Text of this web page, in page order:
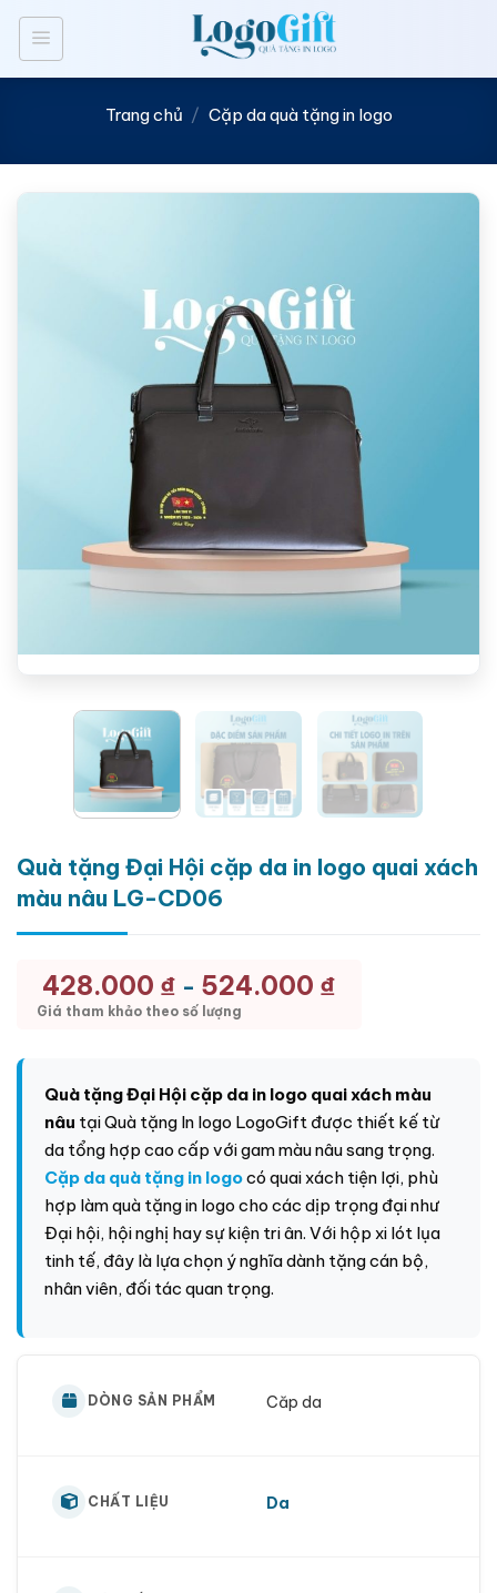
Bỏ
nội
Trang chủ / Cặp da quà tặng in logo
Quà tặng Đại Hội cặp da in logo quai xách
màu nâu LG-CD06
428.000 ₫ - 524.000 ₫
Giá tham khảo theo số lượng
Quà tặng Đại Hội cặp da in logo quai xách màu
nâu tại Quà tặng In logo LogoGift được thiết kế từ
da tổng hợp cao cấp với gam màu nâu sang trọng.
Cặp da quà tặng in logocó quai xách tiện lợi, phù
hợp làm quà tặng in logo cho các dịp trọng đại như
Đại hội, hội nghị hay sự kiện tri ân. Với hộp xi lót lụa
tinh tế, đây là lựa chọn ý nghĩa dành tặng cán bộ,
nhân viên, đối tác quan trọng.
DÒNG SẢN PHẨM Căp da
CHẤT LIỆU Da